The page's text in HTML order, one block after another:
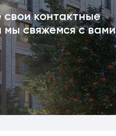
свои контактные
свяжемся с вами